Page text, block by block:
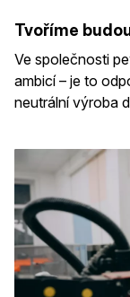
Tvoříme
Ve společnosti
ambicí – je to
neutrální výroba